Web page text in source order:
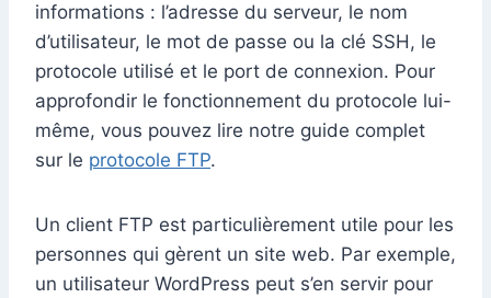
informations : l’adresse du serveur, le nom
d’utilisateur, le mot de passe ou la clé SSH, le
protocole utilisé et le port de connexion. Pour
approfondir le fonctionnement du protocole lui-
même, vous pouvez lire notre guide complet
sur le protocole FTP.
Un client FTP est particulièrement utile pour les
personnes qui gèrent un site web. Par exemple,
un utilisateur WordPress peut s’en servir pour